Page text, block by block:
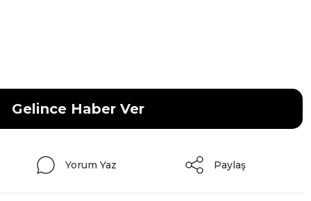
Gelince Haber Ver
Yorum Yaz Paylaş